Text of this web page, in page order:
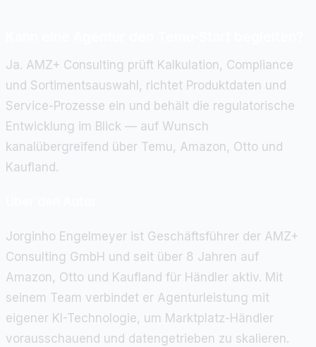
Ja. AMZ+ Consulting prüft Kalkulation, Compliance
und Sortimentsauswahl, richtet Produktdaten und
Service-Prozesse ein und behält die regulatorische
Entwicklung im Blick — auf Wunsch
kanalübergreifend über Temu, Amazon, Otto und
Kaufland.
Jorginho Engelmeyer ist Geschäftsführer der AMZ+
Consulting GmbH und seit über 8 Jahren auf
Amazon, Otto und Kaufland für Händler aktiv. Mit
seinem Team verbindet er Agenturleistung mit
eigener KI-Technologie, um Marktplatz-Händler
vorausschauend und datengetrieben zu skalieren.